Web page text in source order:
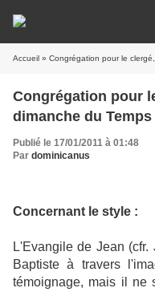
Accueil » Congrégation pour le clergé,
Congrégation pour
dimanche du
Publié le 17/01/2011 à 01:48
Par dominicanus
Concernant le style :
L'Evangile de Jean
Baptiste à travers
témoignage, mais il ne